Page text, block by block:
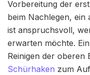
Vorbereitung der
beim Nachlegen, ein
ist anspruchsvoll,
erwarten möchte.
Reinigen der oberen
Schürhaken zum